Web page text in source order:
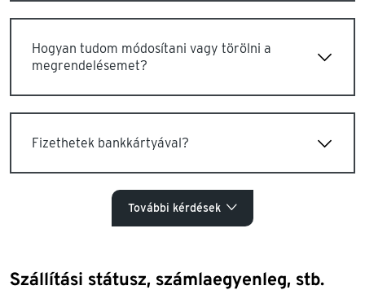
Hogyan tudom módosítani vagy törölni a
megrendelésemet?
Fizethetek bankkártyával?
További kérdések
Szállítási státusz, számlaegyenleg, stb.